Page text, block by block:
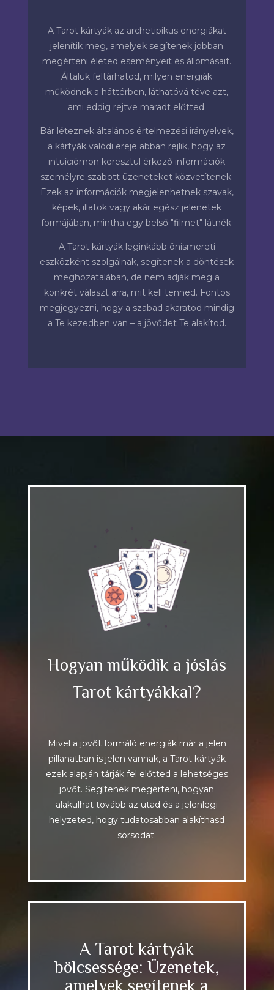
A Tarot kártyák az archetipikus energiákat
jelenítik meg, amelyek segítenek jobban
megérteni életed eseményeit és állomásait.
Általuk feltárhatod, milyen energiák
működnek a háttérben, láthatóvá téve azt,
ami eddig rejtve maradt előtted.
Bár léteznek általános értelmezési irányelvek,
a kártyák valódi ereje abban rejlik, hogy az
intuíciómon keresztül érkező információk
személyre szabott üzeneteket közvetítenek.
Ezek az információk megjelenhetnek szavak,
képek, illatok vagy akár egész jelenetek
formájában, mintha egy belső "filmet" látnék.
A Tarot kártyák leginkább önismereti
eszközként szolgálnak, segítenek a döntések
meghozatalában, de nem adják meg a
konkrét választ arra, mit kell tenned. Fontos
megjegyezni, hogy a szabad akaratod mindig
a Te kezedben van – a jövődet Te alakítod.
Hogyan működik a jóslás
Tarot kártyákkal?
Mivel a jövőt formáló energiák már a jelen
pillanatban is jelen vannak, a Tarot kártyák
ezek alapján tárják fel előtted a lehetséges
jövőt. Segítenek megérteni, hogyan
alakulhat tovább az utad és a jelenlegi
helyzeted, hogy tudatosabban alakíthasd
sorsodat.
A Tarot kártyák
bölcsessége: Üzenetek,
amelyek segítenek a